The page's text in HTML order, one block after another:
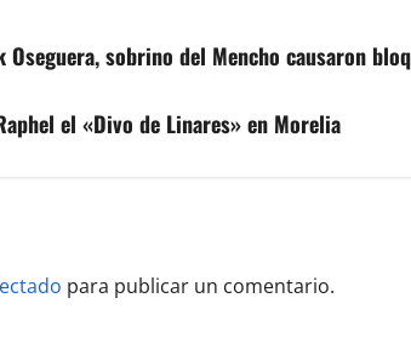
Oseguera, sobrino del Mencho causaron
el «Divo de Linares» en Morelia
para publicar un comentario.